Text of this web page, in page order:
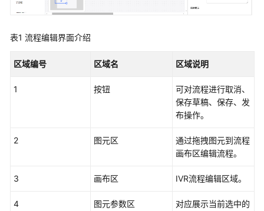
指
表1 流程编辑界面介绍
区域编号 区域名 区域说明
1 按钮
可对流程进行取消、
保存草稿、保存、发
布操作。
2 图元区
通过拖拽图元到流程
画布区编辑流程。
3 画布区 IVR流程编辑区域。
4 图元参数区
对应展示当前选中的